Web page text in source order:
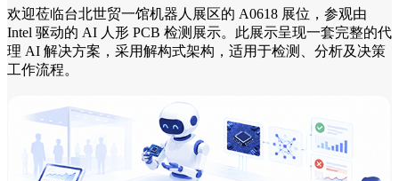
欢迎莅临台北世贸一馆机器人展区的 A0618 展位，参观由
Intel 驱动的 AI 人形 PCB 检测展示。此展示呈现一套完整的代
理 AI 解决方案，采用解构式架构，适用于检测、分析及决策
工作流程。